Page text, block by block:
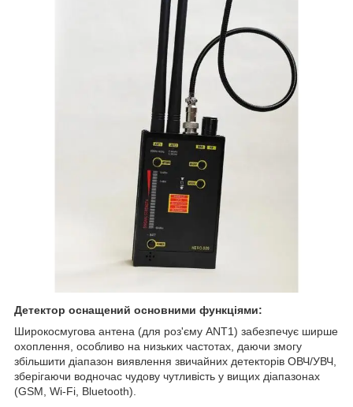
Детектор оснащений основними функціями:
Широкосмугова антена (для роз'єму ANT1) забезпечує ширше
охоплення, особливо на низьких частотах, даючи змогу
збільшити діапазон виявлення звичайних детекторів ОВЧ/УВЧ,
зберігаючи водночас чудову чутливість у вищих діапазонах
(GSM, Wi-Fi, Bluetooth).